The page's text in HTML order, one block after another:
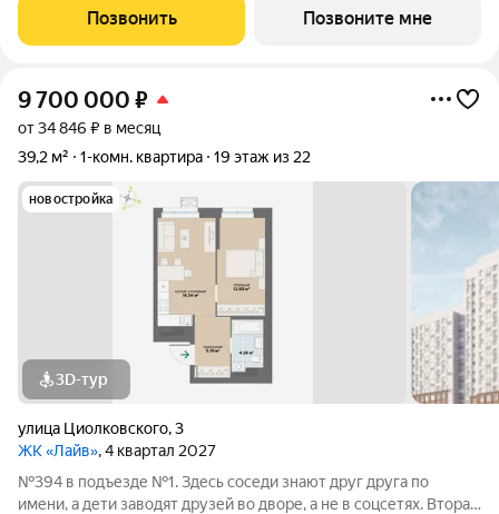
комфорта и особенное внимание к атмосфере
добрососедства. В первой очереди
Позвонить Позвоните мне
9 700 000 ₽
от 34 846 ₽ в месяц
39,2 м²
1-комн. квартира 19 этаж из 22
новостройка
3D-тур
улица Циолковского,3
ЖК «Лайв», 4 квартал 2027
№394 в подъезде №1. Здесь соседи знают друг друга по
имени, а дети заводят друзей во дворе, а не в соцсетях. Вторая